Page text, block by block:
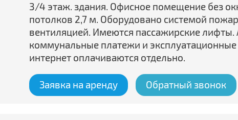
3/4 этаж. здания. Офисное помещение без
потолков 2,7 м. Оборудовано системой
вентиляцией. Имеются пассажирские
коммунальные платежи и
интернет оплачиваются отдельно.
Заявка на аренду Обратный звонок